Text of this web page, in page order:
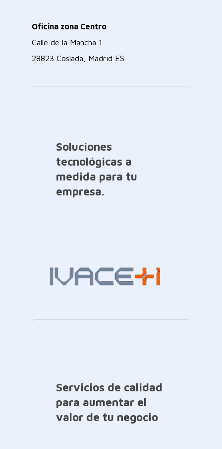
Oficina zona Centro
Calle de la Mancha 1
28823 Coslada, Madrid ES
Soluciones
tecnológicas a
medida para tu
empresa.
Servicios de calidad
para aumentar el
valor de tu negocio